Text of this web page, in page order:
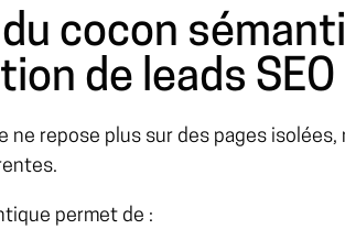
cocon
de leads SEO
ne repose plus sur des pages
permet de :